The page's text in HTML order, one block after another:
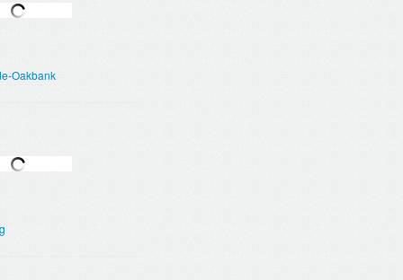
Oakbank